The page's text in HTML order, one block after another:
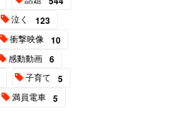
泣く 123
衝撃映像 10
感動動画 6
子育て 5
満員電車 5